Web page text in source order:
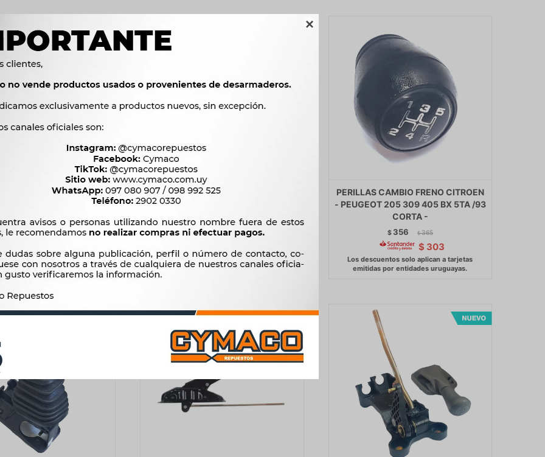

CAMBIO FRENO EFFA
$ 1.111 $ 1.138
$944
PERILLAS CAMBIO FRENO JAC
PALANCA DE CAMBIOS CAMION -
$ 3.600 $ 3.689
$3.060
PERILLAS CAMBIO FRENO CITROEN
- PEUGEOT 205 309 405 BX 5TA /93
CORTA -
$ 356 $ 365
$ 303